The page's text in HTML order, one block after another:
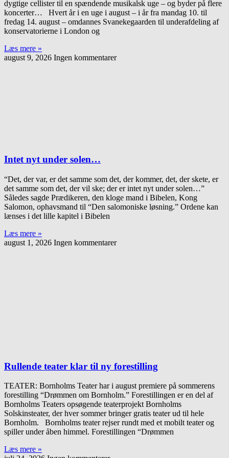
dygtige cellister til en spændende musikalsk uge – og byder på flere
koncerter… Hvert år i en uge i august – i år fra mandag 10. til
fredag 14. august – omdannes Svanekegaarden til underafdeling af
konservatorierne i London og
Læs mere »
august 9, 2026 Ingen kommentarer
Intet nyt under solen…
“Det, der var, er det samme som det, der kommer, det, der skete, er
det samme som det, der vil ske; der er intet nyt under solen…”
Således sagde Prædikeren, den kloge mand i Bibelen, Kong
Salomon, ophavsmand til “Den salomoniske løsning.” Ordene kan
lænses i det lille kapitel i Bibelen
Læs mere »
august 1, 2026 Ingen kommentarer
Rullende teater klar til ny forestilling
TEATER: Bornholms Teater har i august premiere på sommerens
forestilling “Drømmen om Bornholm.” Forestillingen er en del af
Bornholms Teaters opsøgende teaterprojekt Bornholms
Solskinsteater, der hver sommer bringer gratis teater ud til hele
Bornholm. Bornholms teater rejser rundt med et mobilt teater og
spiller under åben himmel. Forestillingen “Drømmen
Læs mere »